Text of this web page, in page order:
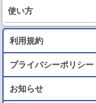
使い方
利用規約
プライバシーポリシー
お知らせ